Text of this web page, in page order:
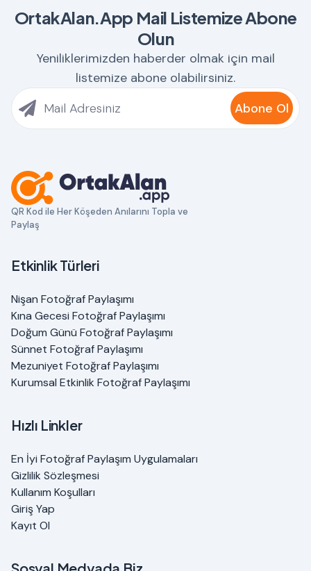
OrtakAlan.App Mail Listemize Abone
Olun
Yeniliklerimizden haberder olmak için mail
listemize abone olabilirsiniz.
Abone Ol
QR Kod ile Her Köşeden Anılarını Topla ve
Paylaş
Etkinlik Türleri
Nişan Fotoğraf Paylaşımı
Kına Gecesi Fotoğraf Paylaşımı
Doğum Günü Fotoğraf Paylaşımı
Sünnet Fotoğraf Paylaşımı
Mezuniyet Fotoğraf Paylaşımı
Kurumsal Etkinlik Fotoğraf Paylaşımı
Hızlı Linkler
En İyi Fotoğraf Paylaşım Uygulamaları
Gizlilik Sözleşmesi
Kullanım Koşulları
Giriş Yap
Kayıt Ol